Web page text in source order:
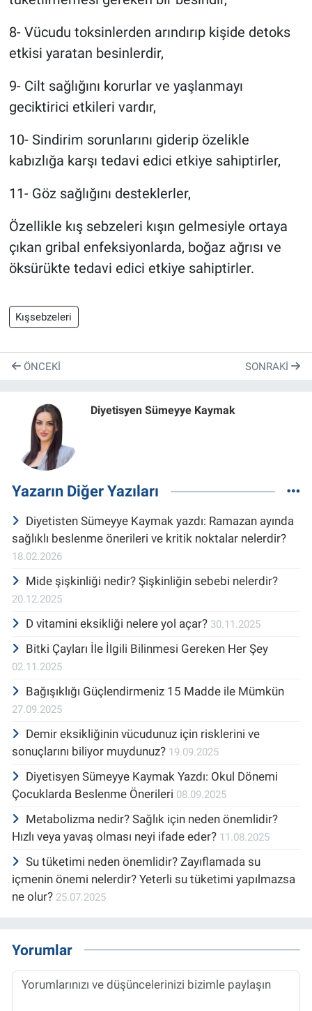
8- Vücudu toksinlerden arındırıp kişide detoks
etkisi yaratan besinlerdir,
9- Cilt sağlığını korurlar ve yaşlanmayı
geciktirici etkileri vardır,
10- Sindirim sorunlarını giderip özelikle
kabızlığa karşı tedavi edici etkiye sahiptirler,
11- Göz sağlığını desteklerler,
Özellikle kış sebzeleri kışın gelmesiyle ortaya
çıkan gribal enfeksiyonlarda, boğaz ağrısı ve
öksürükte tedavi edici etkiye sahiptirler.
Kışsebzeleri
ÖNCEKI SONRAKI
Diyetisyen Sümeyye Kaymak
Yazarın Diğer Yazıları
Diyetisten Sümeyye Kaymak yazdı: Ramazan ayında
sağlıklı beslenme önerileri ve kritik noktalar nelerdir?
18.02.2026
Mide şişkinliği nedir? Şişkinliğin sebebi nelerdir?
20.12.2025
D vitamini eksikliği nelere yol açar? 30.11.2025
Bitki Çayları İle İlgili Bilinmesi Gereken Her Şey
02.11.2025
Bağışıklığı Güçlendirmeniz 15 Madde ile Mümkün
27.09.2025
Demir eksikliğinin vücudunuz için risklerini ve
sonuçlarını biliyor muydunuz? 19.09.2025
Diyetisyen Sümeyye Kaymak Yazdı: Okul Dönemi
Çocuklarda Beslenme Önerileri 08.09.2025
Metabolizma nedir? Sağlık için neden önemlidir?
Hızlı veya yavaş olması neyi ifade eder? 11.08.2025
Su tüketimi neden önemlidir? Zayıflamada su
içmenin önemi nelerdir? Yeterli su tüketimi yapılmazsa
ne olur? 25.07.2025
Yorumlar